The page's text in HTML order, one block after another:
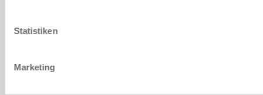
Statistiken
Marketing